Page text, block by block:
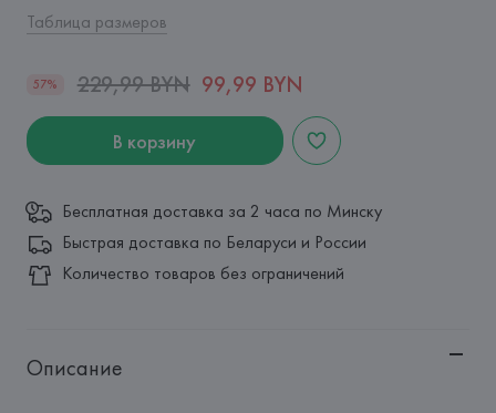
Таблица размеров
57% 229,99 BYN 99,99 BYN
В корзину
Бесплатная доставка за 2 часа по Минску
Быстрая доставка по Беларуси и России
Количество товаров без ограничений
Описание